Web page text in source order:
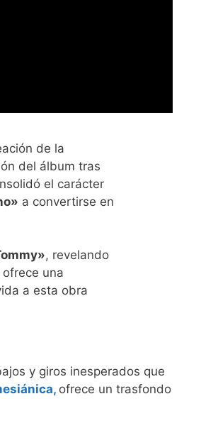
de la
del álbum tras
el carácter
a convertirse en
, revelando
una
a esta obra
y giros inesperados que
ofrece un trasfondo